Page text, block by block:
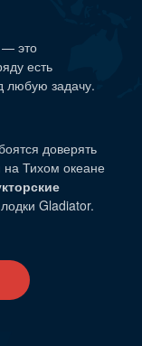
— это
есть
любую задачу.
доверять
Тихом океане
Gladiator.